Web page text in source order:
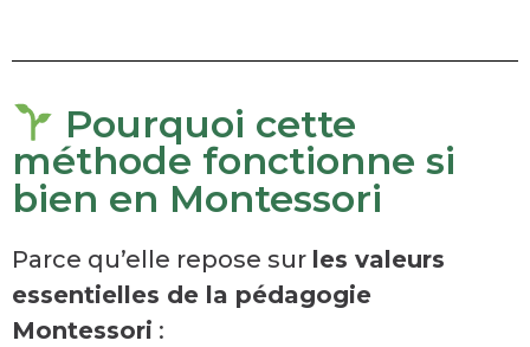
Pourquoi cette
méthode fonctionne si
bien en Montessori
Parce qu’elle repose sur les valeurs
essentielles de la pédagogie
Montessori :